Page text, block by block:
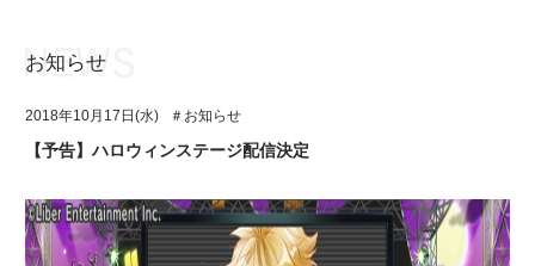
アプリゲーム
ユニット&キャラクター
お知らせ
2018年10月17日(水) ＃お知らせ
【予告】ハロウィンステージ配信決定